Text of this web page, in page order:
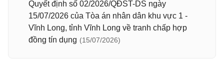
Quyết định số 02/2026/QĐST-DS ngày
15/07/2026 của Tòa án nhân dân khu vực 1 -
Vĩnh Long, tỉnh Vĩnh Long về tranh chấp hợp
đồng tín dụng (15/07/2026)